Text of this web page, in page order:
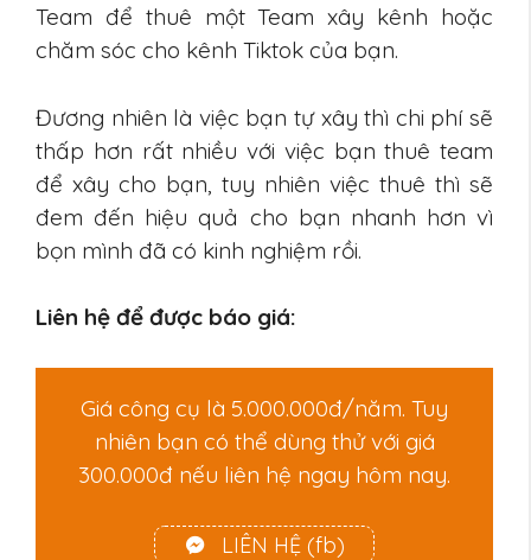
Team để thuê một Team xây kênh hoặc
chăm sóc cho kênh Tiktok của bạn.
Đương nhiên là việc bạn tự xây thì chi phí sẽ
thấp hơn rất nhiều với việc bạn thuê team
để xây cho bạn, tuy nhiên việc thuê thì sẽ
đem đến hiệu quả cho bạn nhanh hơn vì
bọn mình đã có kinh nghiệm rồi.
Liên hệ để được báo giá:
Giá công cụ là 5.000.000đ/năm. Tuy
nhiên bạn có thể dùng thử với giá
300.000đ nếu liên hệ ngay hôm nay.
LIÊN HỆ (fb)